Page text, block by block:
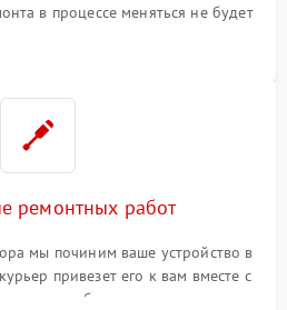
в процессе меняться не будет
ремонтных работ
мы починим ваше устройство в
привезет его к вам вместе с
талоном бесплатно